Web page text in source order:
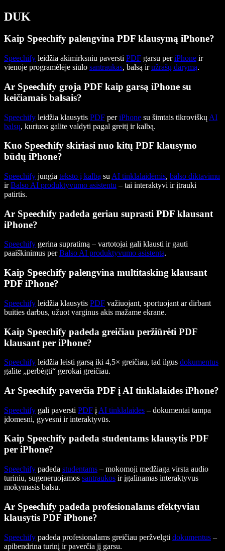
DUK
Kaip Speechify palengvina PDF klausymą iPhone?
Speechify leidžia akimirksniu paversti PDF garsu periPhone ir
vienoje programėlėje siūlo santraukas, balsą iružrašų darymą.
Ar Speechify groja PDF kaip garsą iPhone su
keičiamais balsais?
Speechify leidžia klausytis PDF periPhone su šimtais tikroviškų AI
balsų, kuriuos galite valdyti pagal greitį ir kalbą.
Kuo Speechify skiriasi nuo kitų PDF klausymo
būdų iPhone?
Speechify jungia teksto į kalbą su AI tinklalaidėmis, balso diktavimu
irBalso AI produktyvumo asistentu – tai interaktyvi ir įtrauki
patirtis.
Ar Speechify padeda geriau suprasti PDF klausant
iPhone?
Speechify gerina supratimą – vartotojai gali klausti ir gauti
paaiškinimus perBalso AI produktyvumo asistentą.
Kaip Speechify palengvina multitasking klausant
PDF iPhone?
Speechify leidžia klausytis PDF važiuojant, sportuojant ar dirbant
buities darbus, užuot varginus akis mažame ekrane.
Kaip Speechify padeda greičiau peržiūrėti PDF
klausant per iPhone?
Speechify leidžia leisti garsą iki 4,5× greičiau, tad ilgus dokumentus
galite „perbėgti“ gerokai greičiau.
Ar Speechify paverčia PDF į AI tinklalaides iPhone?
Speechify gali paversti PDF į AI tinklalaides – dokumentai tampa
įdomesni, gyvesni ir interaktyvūs.
Kaip Speechify padeda studentams klausytis PDF
per iPhone?
Speechify padeda studentams – mokomoji medžiaga virsta audio
turiniu, sugeneruojamos santraukos ir įgalinamas interaktyvus
mokymasis balsu.
Ar Speechify padeda profesionalams efektyviau
klausytis PDF iPhone?
Speechify padeda profesionalams greičiau peržvelgti dokumentus –
apibendrina turinį ir paverčia jį garsu.